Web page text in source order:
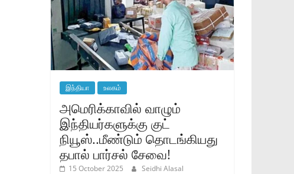
இந்தியா உலகம்
அமெரிக்காவில் வாழும்
இந்தியர்களுக்கு குட்
நியூஸ்..மீண்டும் தொடங்கியது
தபால் பார்சல் சேவை!
15 October 2025 Seidhi Alasal